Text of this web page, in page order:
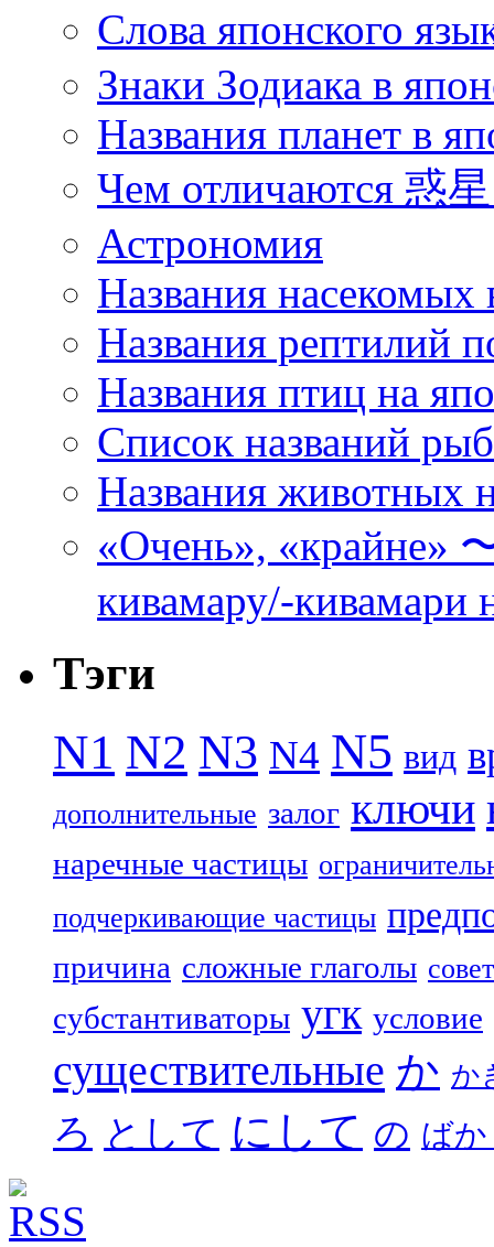
Слова японского
Знаки Зодиака в
Названия планет в
Чем отличаются 惑
Астрономия
Названия насекомых
Названия рептилий
Названия птиц на
Список названий
Названия животных
«Очень», «крайне»
кивамару/-кивамари
Тэги
N1 N2 N3 N4 N5 вид
дополнительные залог ключи
наречные частицы
подчеркивающие частицы
причина сложные глаголы совет
субстантиваторы угк условие
существительные か か
ろ として にして の ば